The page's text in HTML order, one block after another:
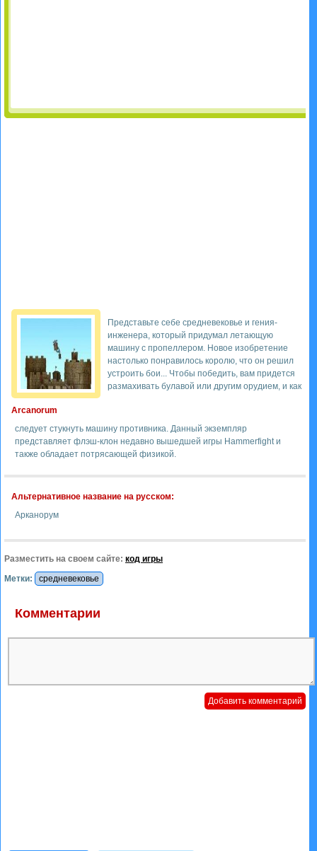
Arcanorum
Представьте себе средневековье и гения-
инженера, который придумал летающую
машину с пропеллером. Новое изобретение
настолько понравилось королю, что он решил
устроить бои... Чтобы победить, вам придется
размахивать булавой или другим орудием, и как
следует стукнуть машину противника. Данный экземпляр
представляет флэш-клон недавно вышедшей игры Hammerfight и
также обладает потрясающей физикой.
Альтернативное название на русском:
Арканорум
Разместить на своем сайте: код игры
Метки:
средневековье
Комментарии